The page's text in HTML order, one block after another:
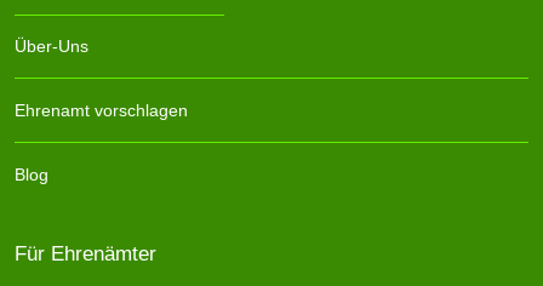
Über-Uns
Ehrenamt vorschlagen
Blog
Für Ehrenämter